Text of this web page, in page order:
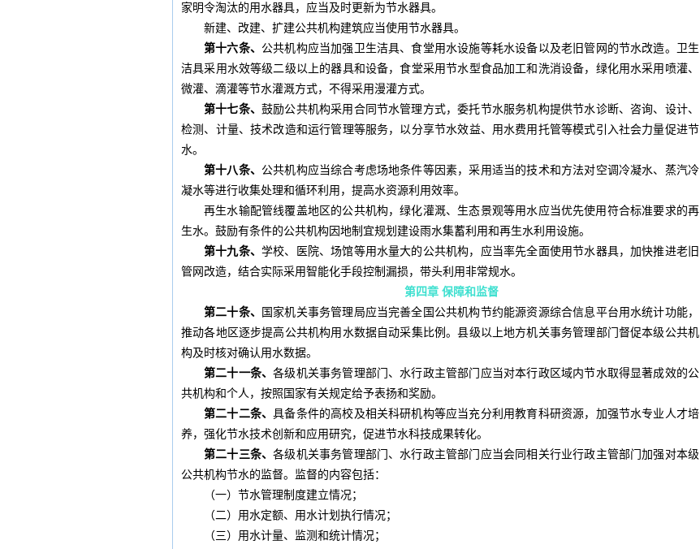
家明令淘汰的用水器具，应当及时更新为节水器具。
新建、改建、扩建公共机构建筑应当使用节水器具。
第十六条、 公共机构应当加强卫生洁具、食堂用水设施等耗水设备以及老旧管网的节水改造。卫生
洁具采用水效等级二级以上的器具和设备，食堂采用节水型食品加工和洗消设备，绿化用水采用喷灌、
微灌、滴灌等节水灌溉方式，不得采用漫灌方式。
第十七条、 鼓励公共机构采用合同节水管理方式，委托节水服务机构提供节水诊断、咨询、设计、
检测、计量、技术改造和运行管理等服务，以分享节水效益、用水费用托管等模式引入社会力量促进节
水。
第十八条、 公共机构应当综合考虑场地条件等因素，采用适当的技术和方法对空调冷凝水、蒸汽冷
凝水等进行收集处理和循环利用，提高水资源利用效率。
再生水输配管线覆盖地区的公共机构，绿化灌溉、生态景观等用水应当优先使用符合标准要求的再
生水。鼓励有条件的公共机构因地制宜规划建设雨水集蓄利用和再生水利用设施。
第十九条、学校、医院、场馆等用水量大的公共机构，应当率先全面使用节水器具，加快推进老旧
管网改造，结合实际采用智能化手段控制漏损，带头利用非常规水。
第四章 保障和监督
第二十条、
国家机关事务管理局应当完善全国公共机构节约能源资源综合信息平台用水统计功能，
推动各地区逐步提高公共机构用水数据自动采集比例。县级以上地方机关事务管理部门督促本级公共机
构及时核对确认用水数据。
第二十一条、各级机关事务管理部门、水行政主管部门应当对本行政区域内节水取得显著成效的公
共机构和个人，按照国家有关规定给予表扬和奖励。
第二十二条、具备条件的高校及相关科研机构等应当充分利用教育科研资源，加强节水专业人才培
养，强化节水技术创新和应用研究，促进节水科技成果转化。
第二十三条、各级机关事务管理部门、水行政主管部门应当会同相关行业行政主管部门加强对本级
公共机构节水的监督。监督的内容包括：
（一）节水管理制度建立情况；
（二）用水定额、用水计划执行情况；
（三）用水计量、监测和统计情况；